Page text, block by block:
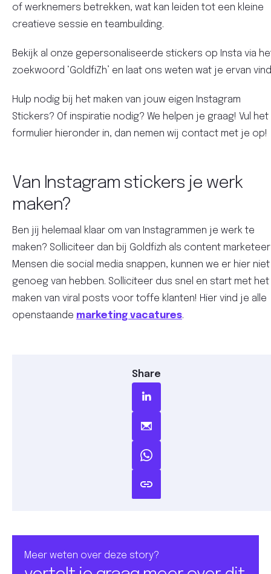
Share
of werknemers betrekken, wat kan leiden tot een kleine
creatieve sessie en teambuilding.
Bekijk al onze gepersonaliseerde stickers op Insta via
zoekwoord ‘GoldfiZh’ en laat ons weten wat je ervan
Hulp nodig bij het maken van jouw eigen Instagram
Stickers? Of inspiratie nodig? We helpen je graag! Vul het
formulier hieronder in, dan nemen wij contact met je op!
Van Instagram stickers je werk
maken?
Ben jij helemaal klaar om van Instagrammen je werk te
maken? Solliciteer dan bij Goldfizh als content
Mensen die social media snappen, kunnen we er hier niet
genoeg van hebben. Solliciteer dus snel en start met het
maken van viral posts voor toffe klanten! Hier vind je alle
openstaande marketing vacatures.
Meer weten over deze story?